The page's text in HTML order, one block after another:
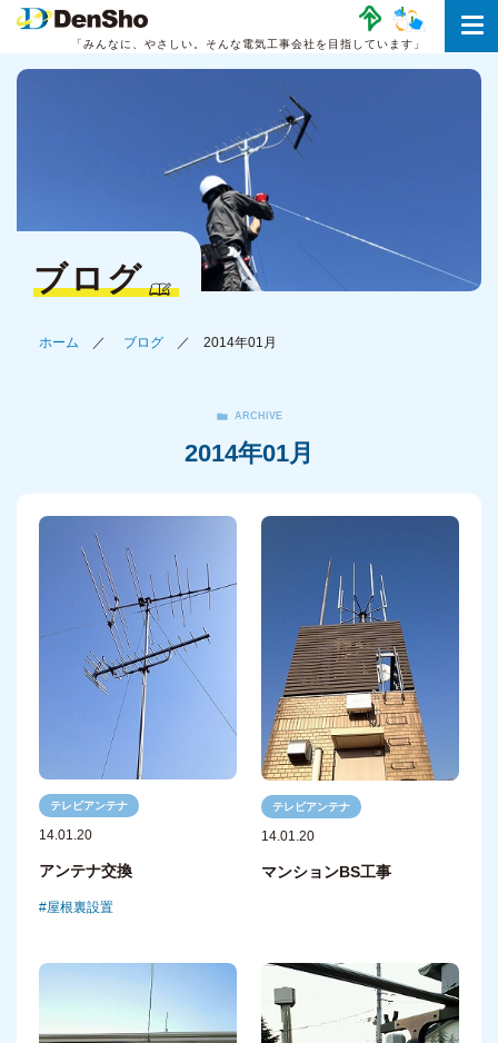
「みんなに、やさしい。 そんな電気工事会社を目指しています」
ブログ
ホーム ブログ 2014年01月
ARCHIVE
2014年01月
テレビアンテナ
14.01.20
アンテナ交換
屋根裏設置
テレビアンテナ
14.01.20
マンションBS工事